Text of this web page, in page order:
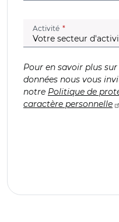
Activité (champ
Pour en savoir plus
données nous vous
notre Politique de
caractère personnelle